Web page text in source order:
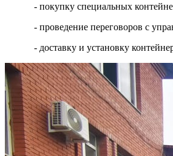
- покупку специальных
- проведение переговоров с
- доставку и установку